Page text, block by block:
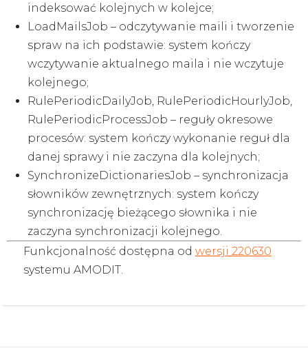
indeksować kolejnych w kolejce;
LoadMailsJob – odczytywanie maili i tworzenie
spraw na ich podstawie: system kończy
wczytywanie aktualnego maila i nie wczytuje
kolejnego;
RulePeriodicDailyJob, RulePeriodicHourlyJob,
RulePeriodicProcessJob – reguły okresowe
procesów: system kończy wykonanie reguł dla
danej sprawy i nie zaczyna dla kolejnych;
SynchronizeDictionariesJob – synchronizacja
słowników zewnętrznych: system kończy
synchronizację bieżącego słownika i nie
zaczyna synchronizacji kolejnego.
Funkcjonalność dostępna od wersji 220630
systemu AMODIT.